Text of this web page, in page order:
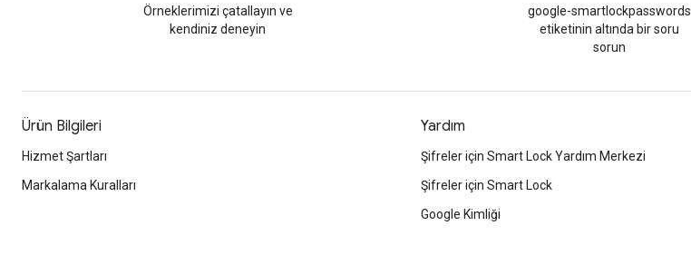
Örneklerimizi çatallayın ve
kendiniz deneyin
google-smartlockpasswords
etiketinin altında bir soru
sorun
Ürün Bilgileri
Hizmet Şartları
Markalama Kuralları
Yardım
Şifreler için Smart Lock Yardım Merkezi
Şifreler için Smart Lock
Google Kimliği